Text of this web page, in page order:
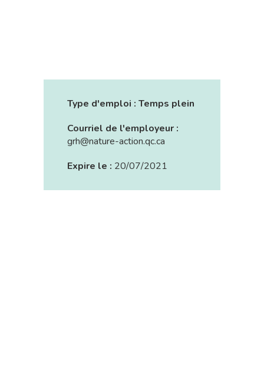
Type d'emploi : Temps plein
Courriel de l'employeur :
grh@nature-action.qc.ca
Expire le : 20/07/2021